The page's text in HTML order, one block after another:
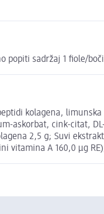
popiti sadržaj 1 fiole/
kolagena,
askorbat, cink-citat,
2,5 g; Suvi
vitamina A 160,0 µg